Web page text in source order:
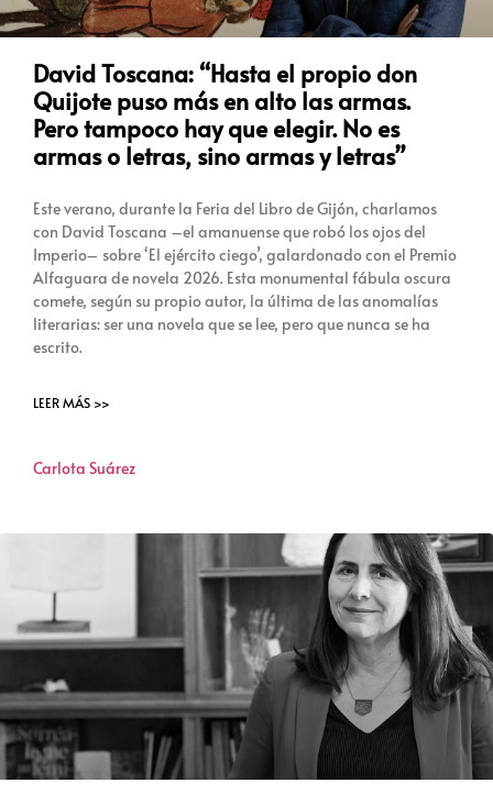
David Toscana: “Hasta el propio don
Quijote puso más en alto las armas.
Pero tampoco hay que elegir. No es
armas o letras, sino armas y letras”
Este verano, durante la Feria del Libro de Gijón, charlamos
con David Toscana –el amanuense que robó los ojos del
Imperio– sobre ‘El ejército ciego’, galardonado con el Premio
Alfaguara de novela 2026. Esta monumental fábula oscura
comete, según su propio autor, la última de las anomalías
literarias: ser una novela que se lee, pero que nunca se ha
escrito.
LEER MÁS >>
Carlota Suárez